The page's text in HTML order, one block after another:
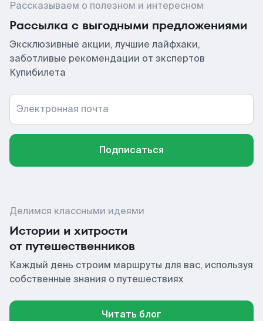
Рассказываем о полезном и интересном
Рассылка с выгодными предложениями
Эксклюзивные акции, лучшие лайфхаки,
заботливые рекомендации от экспертов
Купибилета
Электронная почта
Подписаться
Делимся классными идеями
Истории и хитрости
от путешественников
Каждый день строим маршруты для вас, используя
собственные знания о путешествиях
Читать блог